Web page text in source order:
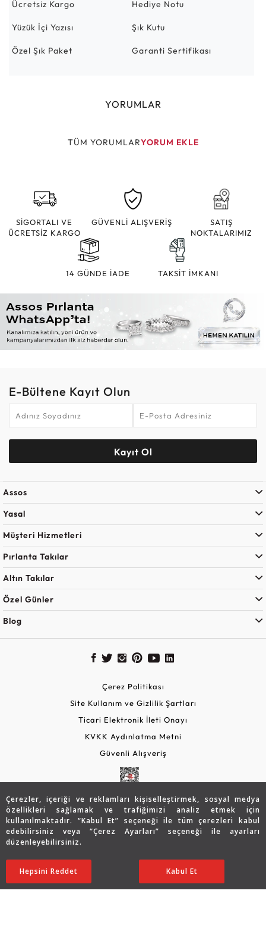
Çerezler, içeriği ve reklamları kişiselleştirmek, sosyal medya
özellikleri sağlamak ve trafiğimizi analiz etmek için
kullanılmaktadır. “Kabul Et” seçeneği ile tüm çerezleri kabul
edebilirsiniz veya “Çerez Ayarları” seçeneği ile ayarları
düzenleyebilirsiniz.
Ayarları Düzenle
Hepsini Reddet Kabul Et
27.215 TL
21.785TL
20.696 TL SATIN ALIN
Ücretsiz Kargo Hediye Notu
Yüzük İçi Yazısı Şık Kutu
Özel Şık Paket Garanti Sertifikası
YORUMLAR
TÜM YORUMLARYORUM EKLE
SİGORTALI VE
ÜCRETSİZ KARGO
GÜVENLİ ALIŞVERİŞ
SATIŞ
NOKTALARIMIZ
14 GÜNDE İADE TAKSİT İMKANI
E-Bültene Kayıt Olun
Kayıt Ol
Assos
Yasal
Müşteri Hizmetleri
Pırlanta Takılar
Altın Takılar
Özel Günler
Blog
Çerez Politikası
Site Kullanım ve Gizlilik Şartları
Ticari Elektronik İleti Onayı
KVKK Aydınlatma Metni
Güvenli Alışveriş
Copyright © 2026 Assos Pırlanta - Bu sitenin tüm hakları